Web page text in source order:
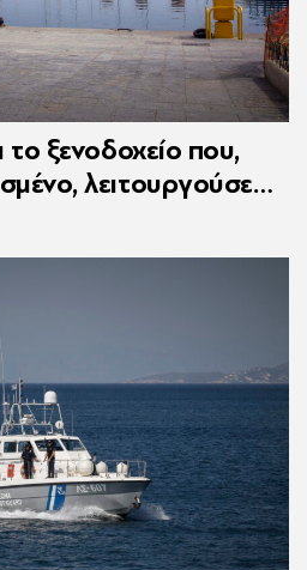
το ξενοδοχείο που,
λειτουργούσε
– Συνελήφθη η